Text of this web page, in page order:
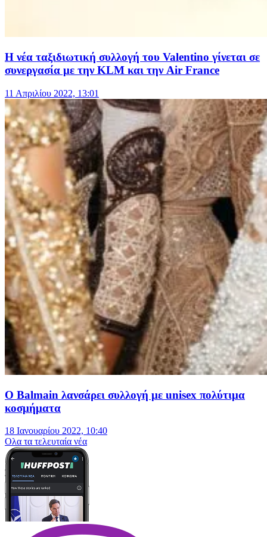
Η νέα ταξιδιωτική συλλογή του Valentino γίνεται σε
συνεργασία με την KLM και την Air France
11 Απριλίου 2022, 13:01
Ο Balmain λανσάρει συλλογή με unisex πολύτιμα
κοσμήματα
18 Ιανουαρίου 2022, 10:40
Oλα τα τελευταία νέα